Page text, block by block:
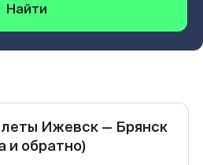
Найти
Ижевск — Брянск
и обратно)